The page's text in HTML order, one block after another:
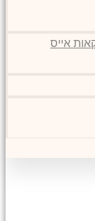
אייס